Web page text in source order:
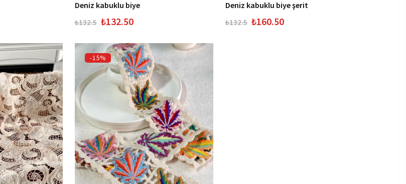
Deniz kabuklu biye
₺132.5 ₺132.50
Deniz kabuklu biye şerit
₺132.5 ₺160.50
-15%